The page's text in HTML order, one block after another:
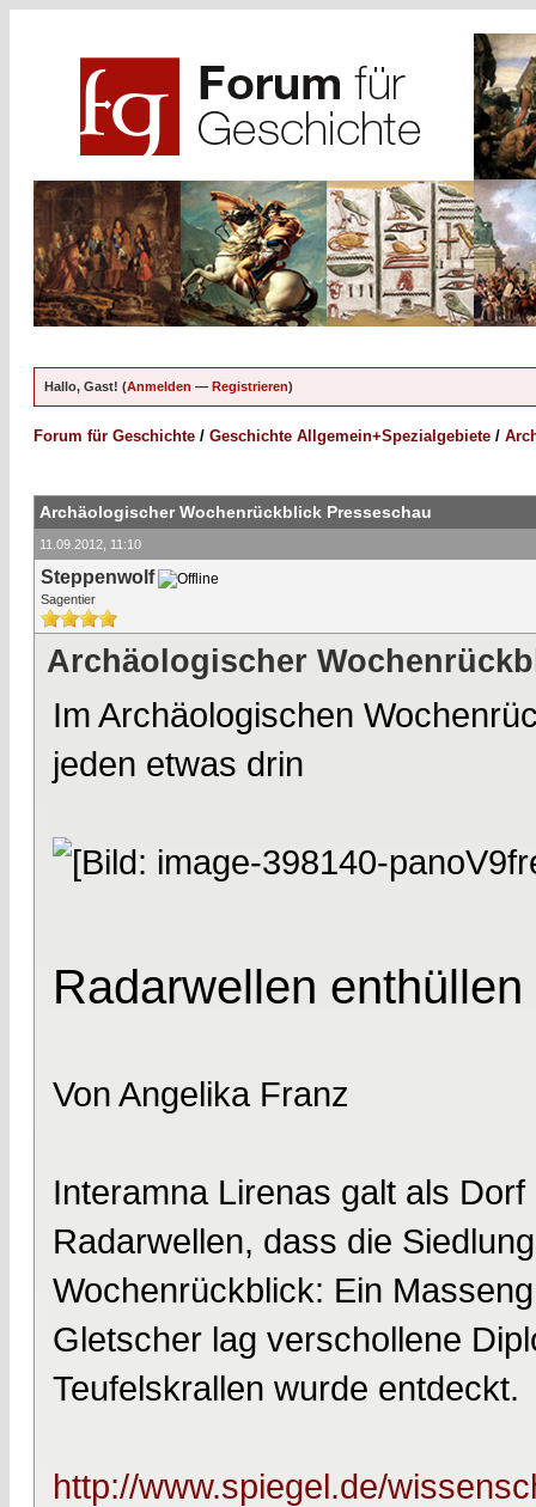
Hallo, Gast! (Anmelden — Registrieren)
Forum für Geschichte / Geschichte Allgemein+Spezialgebiete /
Archäologischer Wochenrückblick Presseschau
11.09.2012, 11:10
Steppenwolf
Sagentier
Archäologischer
Im Archäologischen
jeden etwas drin
Radarwellen
Von Angelika Franz
Interamna Lirenas galt als
Radarwellen, dass die
Wochenrückblick: Ein
Gletscher lag verschollene
Teufelskrallen wurde entdeckt.
http://www.spiegel.de/